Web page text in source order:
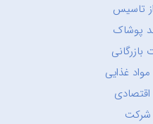
تاسیس
پوشاک
بازرگانی
غذایی